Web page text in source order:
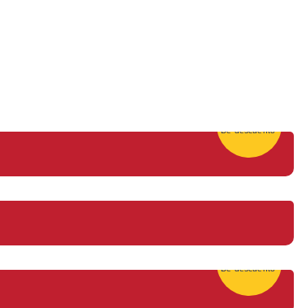
De descuento
De descuento